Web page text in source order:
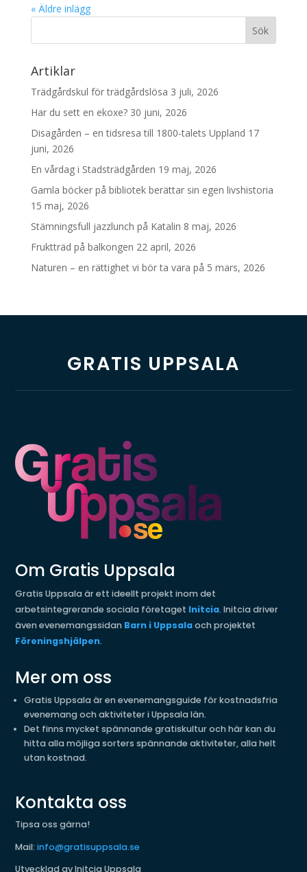
« Äldre inlägg
Artiklar
Trädgårdskul för trädgårdslösa 3 juli, 2026
Har du sett en ekoxe? 30 juni, 2026
Disagården – en tidsresa till 1800-talets Uppland 17
juni, 2026
En vårdag i Stadsträdgården 19 maj, 2026
Gamla böcker på bibliotek berättar sin egen livshistoria
15 maj, 2026
Stämningsfull jazzlunch på Katalin 8 maj, 2026
Fruktträd på balkongen 22 april, 2026
Naturen – en rättighet vi bör ta vara på 5 mars, 2026
GRATIS UPPSALA
Om Gratis Uppsala
Gratis Uppsala är ett ideellt projekt inom det
arbetsintegrerande sociala företaget Initcia. Initcia driver
även evenemangssidan Barn i Uppsalaoch projektet
Föreningshjälpen.
Mer om oss
Gratis Uppsala är en evenemangsguide för kostnadsfria
evenemang och aktiviteter i Uppsala län.
Det finns mycket spännande gratiskultur och här kan du
hitta alla möjliga sorters spännande aktiviteter, alla helt
utan kostnad.
Kontakta oss
Tipsa oss gärna!
Mail:info@gratisuppsala.se
Utvecklad av Initcia Uppsala